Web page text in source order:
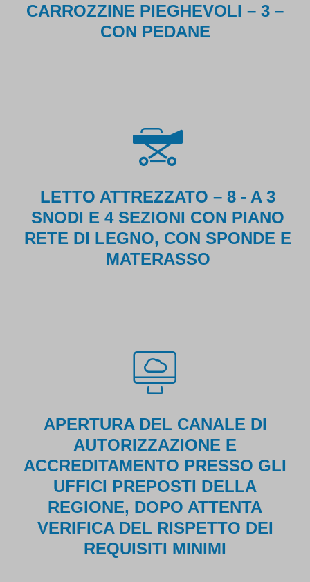
CARROZZINE PIEGHEVOLI – 3 –
CON PEDANE
LETTO ATTREZZATO – 8 - A 3
SNODI E 4 SEZIONI CON PIANO
RETE DI LEGNO, CON SPONDE E
MATERASSO
APERTURA DEL CANALE DI
AUTORIZZAZIONE E
ACCREDITAMENTO PRESSO GLI
UFFICI PREPOSTI DELLA
REGIONE, DOPO ATTENTA
VERIFICA DEL RISPETTO DEI
REQUISITI MINIMI